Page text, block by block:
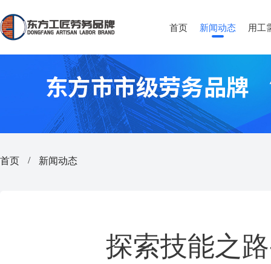
首页 新闻动态 用工
首页 / 新闻动态
探索技能之